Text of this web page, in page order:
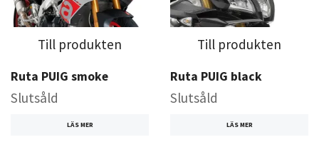
Till produkten
Ruta PUIG smoke
Slutsåld
LÄS MER
Till produkten
Ruta PUIG black
Slutsåld
LÄS MER